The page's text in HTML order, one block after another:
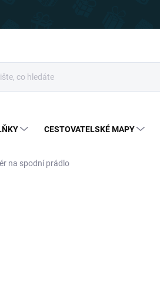
CESTOVATELSKÉ MAPY
na spodní prádlo